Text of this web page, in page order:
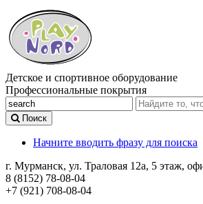
Детское и спортивное оборудование
Профессиональные покрытия
Поиск
Начните вводить фразу для поиска
г. Мурманск, ул. Траловая 12а, 5 этаж,
8 (8152) 78-08-04
+7 (921) 708-08-04